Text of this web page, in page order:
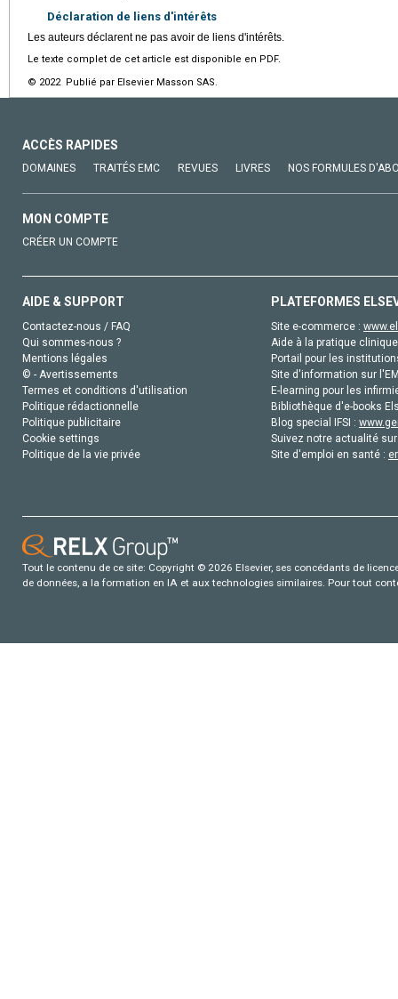
Déclaration de liens d'intérêts
Les auteurs déclarent ne pas avoir de liens d'intérêts.
Le texte complet de cet article est disponible en PDF.
© 2022 Publié par Elsevier Masson SAS.
ACCÈS RAPIDES
DOMAINES TRAITÉS EMC REVUES LIVRES NOS FORMULES
MON COMPTE
CRÉER UN COMPTE
AIDE & SUPPORT
Contactez-nous / FAQ
Qui sommes-nous ?
Mentions légales
© - Avertissements
Termes et conditions d'utilisation
Politique rédactionnelle
Politique publicitaire
Cookie settings
Politique de la vie privée
PLATEFORMES
Site e-commerce :
Aide à la pratique
Portail pour les
Site d'information sur
E-learning pour les
Bibliothèque d'e-books
Blog special IFSI :
Suivez notre actualité
Site d'emploi en santé :
Tout le contenu de ce site: Copyright © 2026 Elsevier, ses concédants de
de données, a la formation en IA et aux technologies similaires. Pour tout